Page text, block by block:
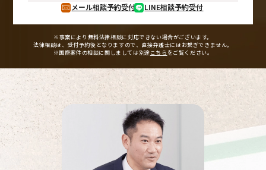
メール相談予約受付 LINE相談予約受付
※事案により無料法律相談に対応できない場合がございます。
法律相談は、受付予約後となりますので、 直接弁護士にはお繋ぎできません。
※国際案件の相談に関しましては別途こちら をご覧ください。